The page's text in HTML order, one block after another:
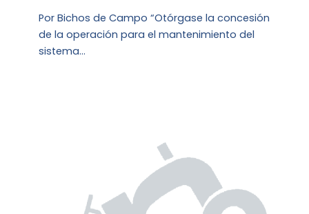
Por Bichos de Campo “Otórgase la concesión
de la operación para el mantenimiento del
sistema…